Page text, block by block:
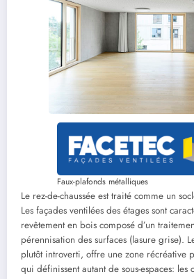
Faux-plafonds métalliques
Le rez-de-chaussée est traité comme un
Les façades ventilées des étages sont
revêtement en bois composé d’un
pérennisation des surfaces (lasure grise).
plutôt introverti, offre une zone récréative
qui définissent autant de sous-espaces: les